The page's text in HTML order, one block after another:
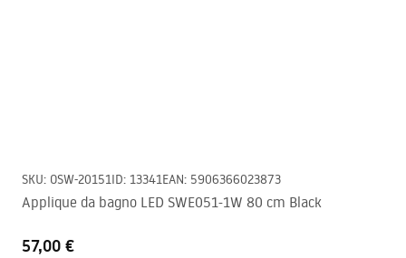
SKU: OSW-20151ID: 13341EAN: 5906366023873
Applique da bagno LED SWE051-1W 80 cm Black
57,00 €